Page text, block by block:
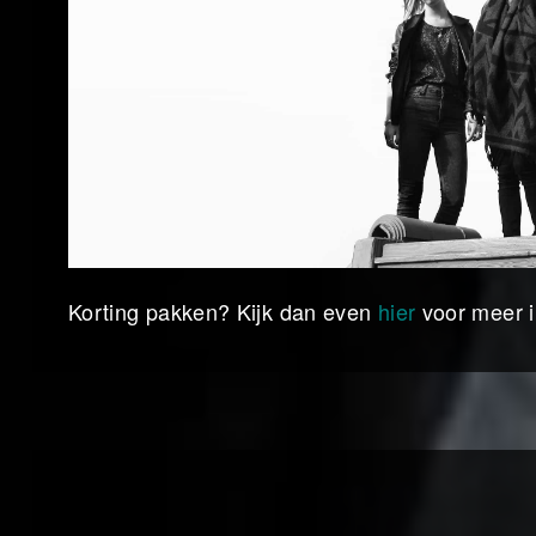
Korting pakken? Kijk dan even hier voor meer